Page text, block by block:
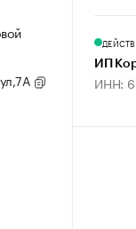
ИП
ИНН: